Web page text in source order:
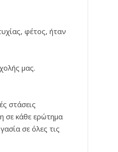
φέτος, ήταν
μας.
στάσεις
σε κάθε ερώτημα
σε όλες τις